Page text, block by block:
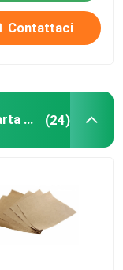
Contattaci
Protezione del pavimento della carta kraft (24)